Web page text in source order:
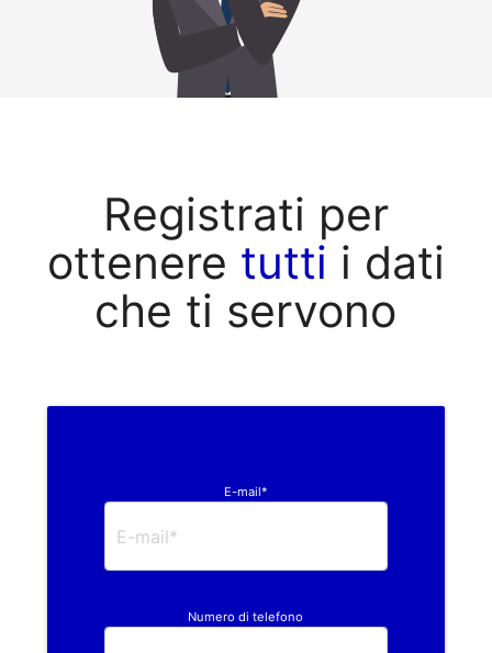
Registrati per
ottenere tutti i dati
che ti servono
E-mail*
Numero di telefono